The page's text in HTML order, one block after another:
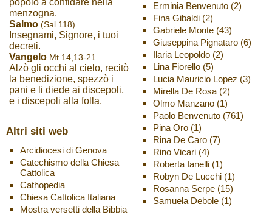
menzogna.
Salmo (Sal 118)
Insegnami, Signore, i tuoi
decreti.
Vangelo Mt 14,13-21
Alzò gli occhi al cielo, recitò
la benedizione, spezzò i
pani e li diede ai discepoli,
e i discepoli alla folla.
Altri siti web
Arcidiocesi di Genova
Catechismo della Chiesa
Cattolica
Cathopedia
Chiesa Cattolica Italiana
Mostra versetti della Bibbia
Erminia Benvenuto(2)
Fina Gibaldi(2)
Gabriele Monte(43)
Giuseppina Pignataro(6)
Ilaria Leopoldo(2)
Lina Fiorello(5)
Lucia Mauricio Lopez (3)
Mirella De Rosa(2)
Olmo Manzano(1)
Paolo Benvenuto(761)
Pina Oro(1)
Rina De Caro(7)
Rino Vicari(4)
Roberta Ianelli(1)
Robyn De Lucchi(1)
Rosanna Serpe(15)
Samuela Debole(1)